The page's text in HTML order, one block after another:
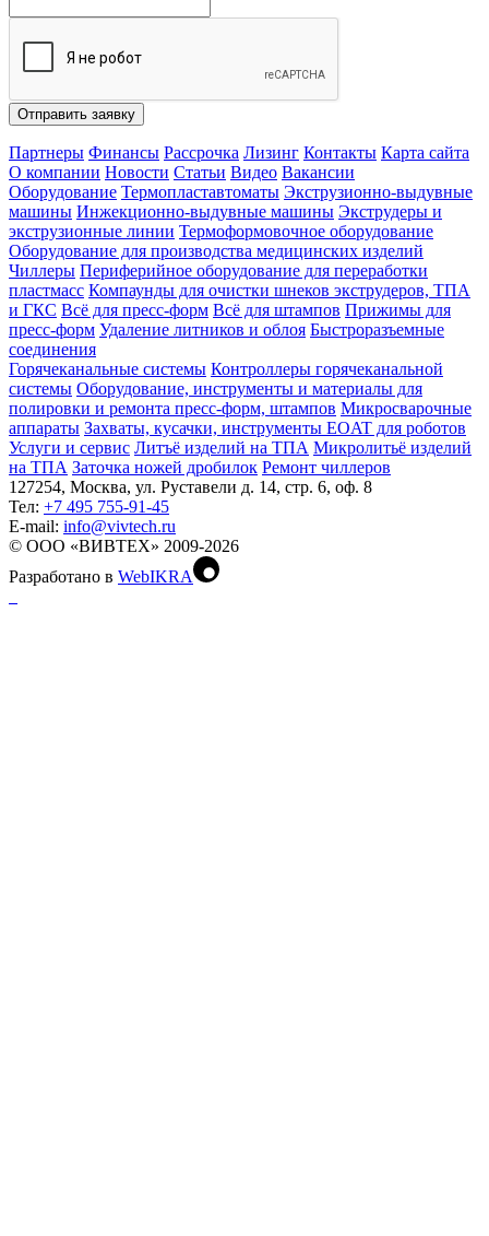
Отправить заявку
Партнеры Финансы Рассрочка Лизинг Контакты Карта сайта
О компании Новости Статьи Видео Вакансии
Оборудование Термопластавтоматы Экструзионно-выдувные
машины Инжекционно-выдувные машины Экструдеры и
экструзионные линии Термоформовочное оборудование
Оборудование для производства медицинских изделий
Чиллеры Периферийное оборудование для переработки
пластмасс Компаунды для очистки шнеков экструдеров, ТПА
и ГКС Всё для пресс-форм Всё для штампов Прижимы для
пресс-форм Удаление литников и облоя Быстроразъемные
соединения
Горячеканальные системы Контроллеры горячеканальной
системы Оборудование, инструменты и материалы для
полировки и ремонта пресс-форм, штампов Микросварочные
аппараты Захваты, кусачки, инструменты EOAT для роботов
Услуги и сервис Литъё изделий на ТПА Микролитьё изделий
на ТПА Заточка ножей дробилок Ремонт чиллеров
127254, Москва, ул. Руставели д. 14, стр. 6, оф. 8
Тел: +7 495 755-91-45
Е-mail: info@vivtech.ru
© ООО «ВИВТЕХ» 2009-2026
Разработано в WebIKRA